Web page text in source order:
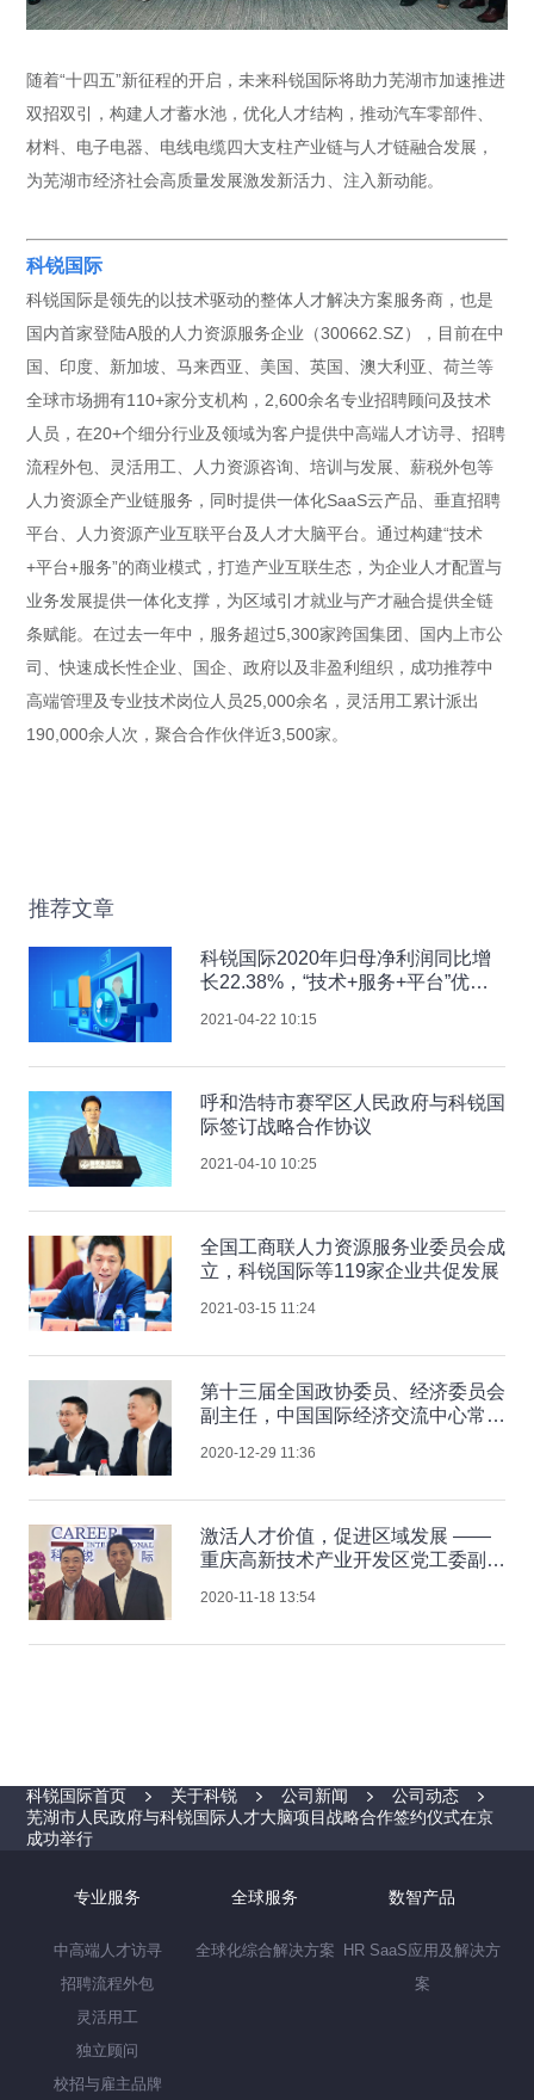
随着“十四五”新征程的开启，未来科锐国际将助力芜湖市加速推进
双招双引，构建人才蓄水池，优化人才结构，推动汽车零部件、
材料、电子电器、电线电缆四大支柱产业链与人才链融合发展，
为芜湖市经济社会高质量发展激发新活力、注入新动能。
科锐国际
科锐国际是领先的以技术驱动的整体人才解决方案服务商，也是
国内首家登陆A股的人力资源服务企业（300662.SZ），目前在中
国、印度、新加坡、马来西亚、美国、英国、澳大利亚、荷兰等
全球市场拥有110+家分支机构，2,600余名专业招聘顾问及技术
人员，在20+个细分行业及领域为客户提供中高端人才访寻、招聘
流程外包、灵活用工、人力资源咨询、培训与发展、薪税外包等
人力资源全产业链服务，同时提供一体化SaaS云产品、垂直招聘
平台、人力资源产业互联平台及人才大脑平台。通过构建“技术
+平台+服务”的商业模式，打造产业互联生态，为企业人才配置与
业务发展提供一体化支撑，为区域引才就业与产才融合提供全链
条赋能。在过去一年中，服务超过5,300家跨国集团、国内上市公
司、快速成长性企业、国企、政府以及非盈利组织，成功推荐中
高端管理及专业技术岗位人员25,000余名，灵活用工累计派出
190,000余人次，聚合合作伙伴近3,500家。
推荐文章
科锐国际2020年归母净利润同比增
长22.38%，“技术+服务+平台”优势
2021-04-22 10:15
呼和浩特市赛罕区人民政府与科锐国
际签订战略合作协议
2021-04-10 10:25
全国工商联人力资源服务业委员会成
立，科锐国际等119家企业共促发展
2021-03-15 11:24
第十三届全国政协委员、经济委员会
副主任，中国国际经济交流中心常务
交流大健康产业发展
2020-12-29 11:36
激活人才价值，促进区域发展 ——
重庆高新技术产业开发区党工委副书
锐国际
2020-11-18 13:54
科锐国际首页 关于科锐 公司新闻
公司动态
芜湖市人民政府与科锐国际人才大脑项目战略合作签约仪式在京
成功举行
专业服务
中高端人才访寻
招聘流程外包
灵活用工
独立顾问
校招与雇主品牌
全球服务
全球化综合解决方案
数智产品
HR SaaS应用及解决方
案